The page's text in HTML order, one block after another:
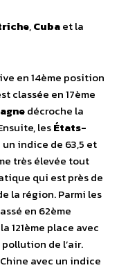
,Cubaet la
en 14ème position
classée en 17ème
décroche la
lesÉtats-
indice de 63,5 et
très élevée tout
qui est près de
la région. Parmi les
en 62ème
121ème place avec
de l’air.
avec un indice